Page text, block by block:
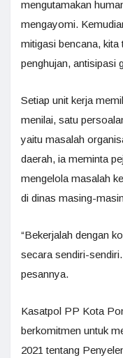
mengutamakan
mengayomi.
mitigasi bencana,
penghujan, antisipasi
Setiap unit kerja
menilai, satu
yaitu masalah
daerah, ia meminta
mengelola masalah
di dinas masing-
“Bekerjalah dengan
secara sendiri-
pesannya.
Kasatpol PP Kota
berkomitmen untuk
2021 tentang